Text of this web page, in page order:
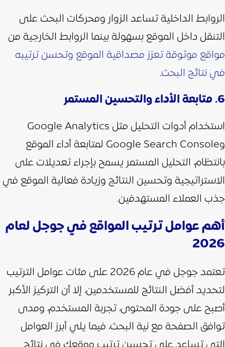
الروابط الداخلية تساعد الزوار ومحركات البحث على
التنقل داخل الموقع بسهولة بينما الروابط الخارجية من
مواقع موثوقة تعزز مصداقية الموقع وتحسن ترتيبه
في نتائج البحث.
6. متابعة الأداء والتحسين المستمر
استخدام أدوات التحليل مثل Google Analytics
وGoogle Search Console لمتابعة أداء الموقع
بانتظام، التحليل المستمر يسمح بإجراء تعديلات على
الاستراتيجية وتحسين النتائج وزيادة فعالية الموقع في
جذب العملاء المستهدفين.
أهم عوامل ترتيب المواقع في جوجل لعام
2026
تعتمد جوجل في عام 2026 على مئات عوامل الترتيب
لتحديد أفضل النتائج للمستخدمين، إلا أن التركيز الأكبر
أصبح على جودة المحتوى، تجربة المستخدم، ومدى
توافق الصفحة مع نية البحث، فيما يلي أبرز العوامل